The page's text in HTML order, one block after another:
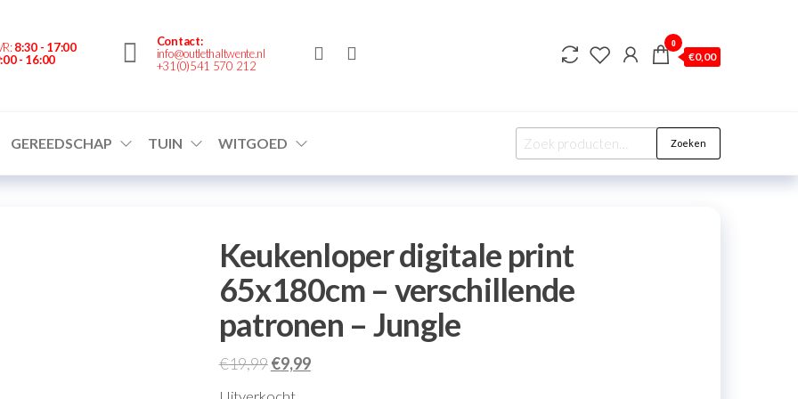
8:30 - 17:00
- 16:00
Contact:
info@outlethaltwente.nl
+31(0)541 570 212
0
€0,00
GEREEDSCHAP TUIN WITGOED Zoeken
Keukenloper digitale print
65x180cm – verschillende
patronen – Jungle
€19,99€9,99